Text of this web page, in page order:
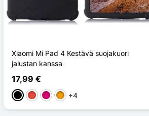
Xiaomi Mi Pad 4 Kestävä suojakuori
jalustan kanssa
17,99 €
MustaPunainen
Magenta
Oranssi
+4